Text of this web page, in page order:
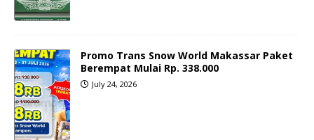
Promo Trans Snow World Makassar Paket
Berempat Mulai Rp. 338.000
July 24, 2026